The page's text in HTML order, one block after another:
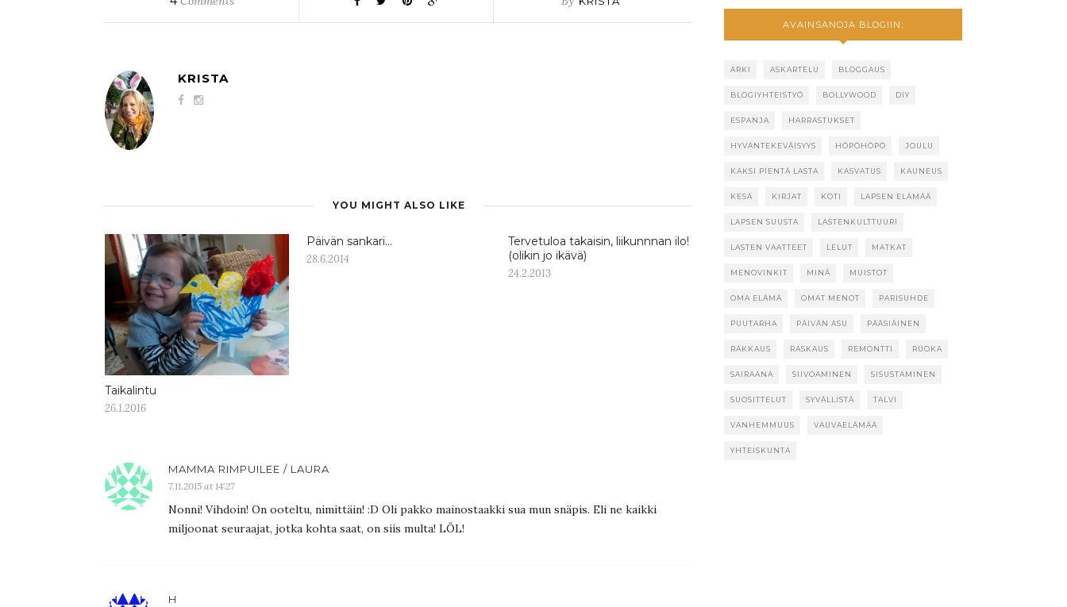
KRISTA
YOU MIGHT ALSO LIKE
Taikalintu
26.1.2016
Päivän sankari…
28.6.2014
Tervetuloa takaisin, liikunnnan ilo!
(olikin jo ikävä)
24.2.2013
MAMMA RIMPUILEE / LAURA
7.11.2015 at 14:27
Nonni! Vihdoin! On ooteltu, nimittäin! :D Oli pakko mainostaakki sua mun snäpis. Eli ne kaikki
miljoonat seuraajat, jotka kohta saat, on siis multa! LÖL!
H
AVAINSANOJA BLOGIIN:
ARKI ASKARTELU BLOGGAUS
BLOGIYHTEISTYÖ BOLLYWOOD DIY
ESPANJA HARRASTUKSET
HYVÄNTEKEVÄISYYS HÖPÖHÖPÖ JOULU
KAKSI PIENTÄ LASTA KASVATUS KAUNEUS
KESÄ KIRJAT KOTI LAPSEN ELÄMÄÄ
LAPSEN SUUSTA LASTENKULTTUURI
LASTEN VAATTEET LELUT MATKAT
MENOVINKIT MINÄ MUISTOT
OMA ELÄMÄ OMAT MENOT PARISUHDE
PUUTARHA PÄIVÄN ASU PÄÄSIÄINEN
RAKKAUS RASKAUS REMONTTI RUOKA
SAIRAANA SIIVOAMINEN SISUSTAMINEN
SUOSITTELUT SYVÄLLISTÄ TALVI
VANHEMMUUS VAUVAELÄMÄÄ
YHTEISKUNTA